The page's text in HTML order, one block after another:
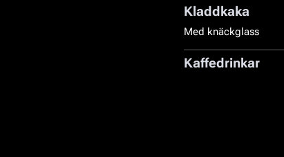
Kladdkaka
Med knäckglass
Kaffedrinkar